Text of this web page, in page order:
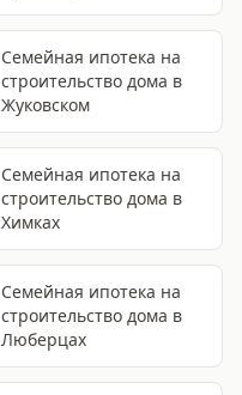
Семейная ипотека на
строительство дома в
Жуковском
Семейная ипотека на
строительство дома в
Химках
Семейная ипотека на
строительство дома в
Люберцах